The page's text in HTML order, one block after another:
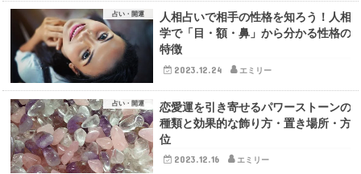
占い・開運
人相占いで相手の性格を知ろう！人相
学で「目・額・鼻」から分かる性格の
特徴
2023.12.24 エミリー
占い・開運
恋愛運を引き寄せるパワーストーンの
種類と効果的な飾り方・置き場所・方
位
2023.12.16 エミリー